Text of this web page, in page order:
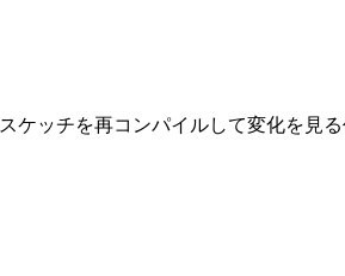
スケッチを再コンパイルして変化を見